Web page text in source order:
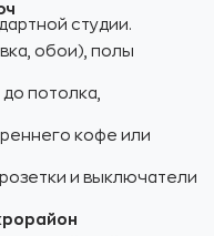
студии.
обои), полы
потолка,
кофе или
и выключатели